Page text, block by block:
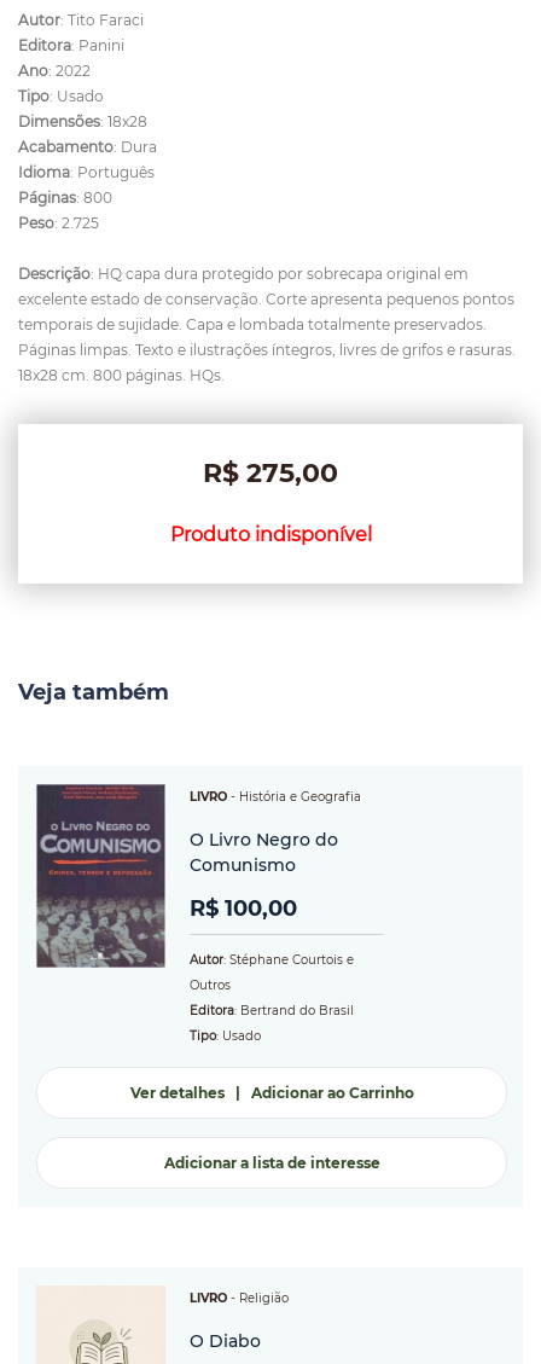
Autor: Tito Faraci
Editora: Panini
Ano: 2022
Tipo: Usado
Dimensões: 18x28
Acabamento: Dura
Idioma: Português
Páginas: 800
Peso: 2.725
Descrição: HQ capa dura protegido por sobrecapa original em
excelente estado de conservação. Corte apresenta pequenos pontos
temporais de sujidade. Capa e lombada totalmente preservados.
Páginas limpas. Texto e ilustrações íntegros, livres de grifos e rasuras.
18x28 cm. 800 páginas. HQs.
R$ 275,00
Produto indisponível
Veja também
LIVRO - História e Geografia
O Livro Negro do
Comunismo
R$ 100,00
Autor: Stéphane Courtois e
Outros
Editora: Bertrand do Brasil
Tipo: Usado
Ver detalhes| Adicionar ao Carrinho
Adicionar a lista de interesse
LIVRO - Religião
O Diabo